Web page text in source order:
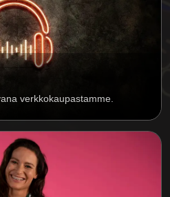
verkkokaupastamme.